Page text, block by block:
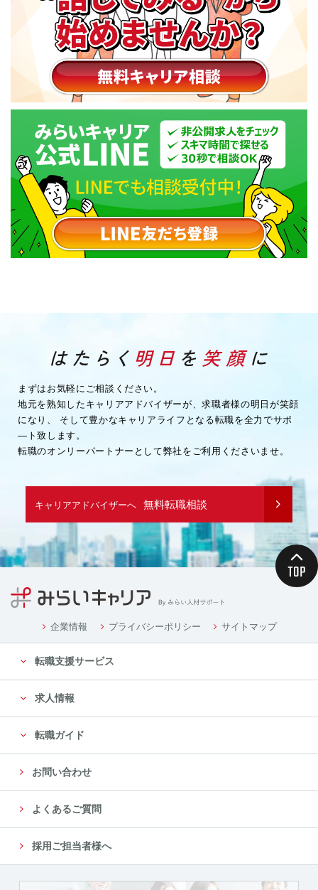
まずはお気軽にご相談ください。
地元を熟知したキャリアアドバイザーが、求職者様の明日が笑顔
になり、
そして豊かなキャリアライフとなる転職を全力でサポ
―ト致します。
転職のオンリーパートナーとして弊社をご利用くださいませ。
キャリアアドバイザーへ 無料転職相談
企業情報 プライバシーポリシー サイトマップ
転職支援サービス
求人情報
転職ガイド
お問い合わせ
よくあるご質問
採用ご担当者様へ